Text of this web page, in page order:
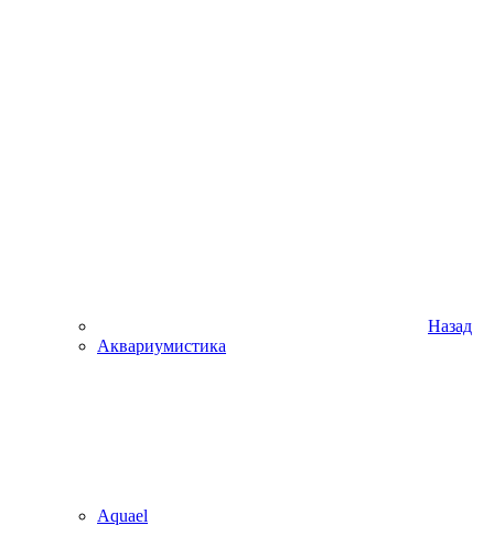
Назад
Аквариумистика
Aquael